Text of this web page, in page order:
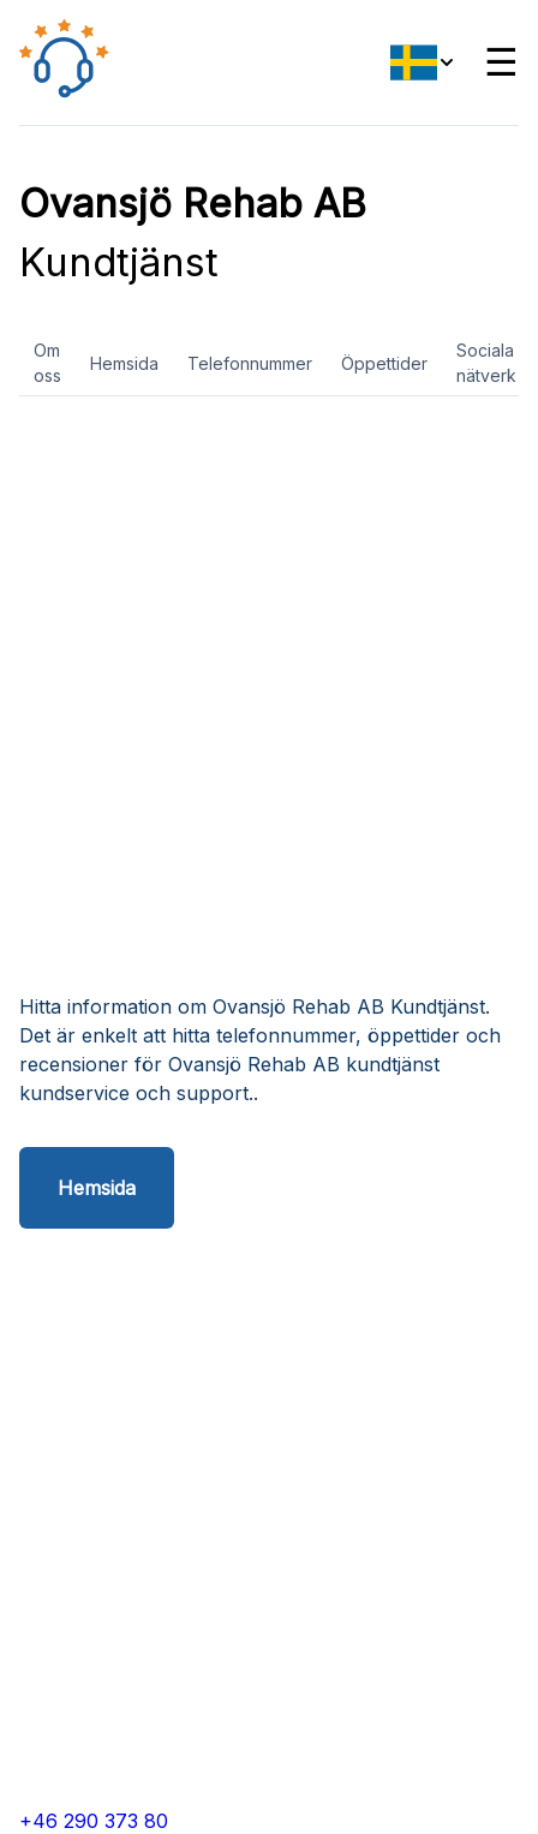
☰
Ovansjö Rehab AB
Kundtjänst
Om
oss
Hemsida Telefonnummer Öppettider
Sociala
nätverk
Hitta information om Ovansjö Rehab AB Kundtjänst.
Det är enkelt att hitta telefonnummer, öppettider och
recensioner för Ovansjö Rehab AB kundtjänst
kundservice och support..
Hemsida
+46 290 373 80